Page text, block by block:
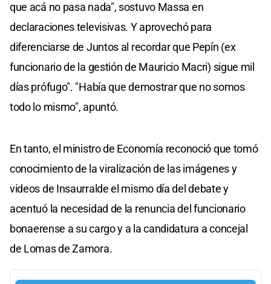
que acá no pasa nada", sostuvo Massa en
declaraciones televisivas. Y aprovechó para
diferenciarse de Juntos al recordar que Pepín (ex
funcionario de la gestión de Mauricio Macri) sigue mil
días prófugo". "Había que demostrar que no somos
todo lo mismo", apuntó.
En tanto, el ministro de Economía reconoció que tomó
conocimiento de la viralización de las imágenes y
videos de Insaurralde el mismo día del debate y
acentuó la necesidad de la renuncia del funcionario
bonaerense a su cargo y a la candidatura a concejal
de Lomas de Zamora.